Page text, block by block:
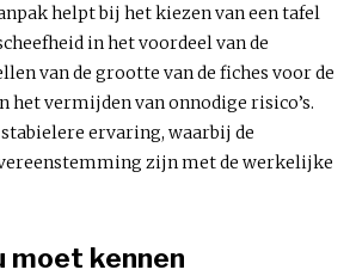
helpt bij het kiezen van een tafel
in het voordeel van de
van de grootte van de fiches voor de
het vermijden van onnodige risico’s.
ervaring, waarbij de
zijn met de werkelijke
moet kennen